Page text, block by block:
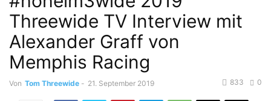
Threewide TV Interview mit
Alexander Graff von
Memphis Racing
Von Tom Threewide - 21. September 2019 0
833